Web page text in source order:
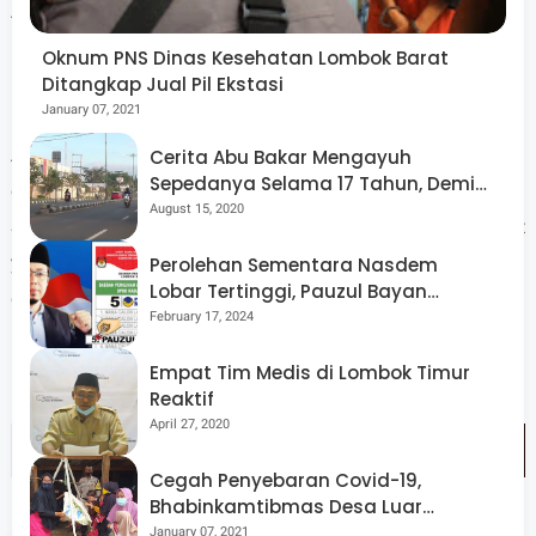
Ahmad berharap ada perhatian khusus buat pamannya
karena
Amaq Dirah sudah sedikit terganggu
pendengarannya karna faktor usia.
Amaq Dirah dilepas bersama 131 JCH untuk bergabung
dengan JCH dari dua daerah lainnya di Asrama Haji.
Sebelumnya Bupati Lobar Haji Fauzan Khalid di tempat
yang sama sudah melepas 450 orang JCH yang tergabung
dalam Kloter 3 dan telah diberangkatkam tanggal 21 Juli
lalu. (*)
Oknum PNS Dinas Kesehatan Lombok Barat
Ditangkap Jual Pil Ekstasi
January 07, 2021
Cerita Abu Bakar Mengayuh
Sepedanya Selama 17 Tahun, Demi
Menggelorakan Kemerdekaan
August 15, 2020
Perolehan Sementara Nasdem
Lobar Tertinggi, Pauzul Bayan
Berpeluang “Rebut” Kursi Dapil 3
February 17, 2024
Empat Tim Medis di Lombok Timur
Reaktif
April 27, 2020
Cegah Penyebaran Covid-19,
Bhabinkamtibmas Desa Luar
January 07, 2021